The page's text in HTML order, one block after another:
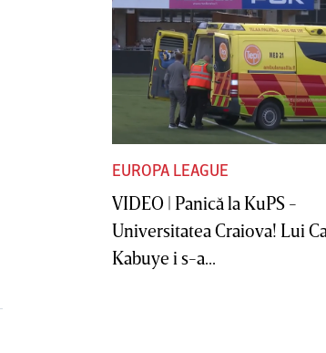
EUROPA LEAGUE
VIDEO | Panică la KuPS -
Universitatea Craiova! Lui
Kabuye i s-a...